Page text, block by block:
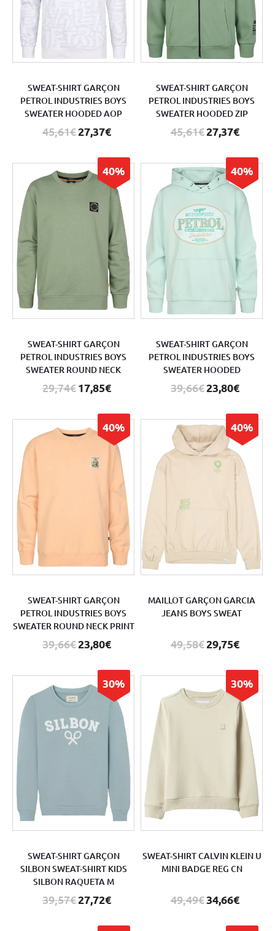
SWEAT-SHIRT GARÇON
PETROL INDUSTRIES BOYS
SWEATER HOODED AOP
45,61€27,37€
SWEAT-SHIRT GARÇON
PETROL INDUSTRIES BOYS
SWEATER HOODED ZIP
45,61€27,37€
40%
SWEAT-SHIRT GARÇON
PETROL INDUSTRIES BOYS
SWEATER ROUND NECK
29,74€17,85€
40%
SWEAT-SHIRT GARÇON
PETROL INDUSTRIES BOYS
SWEATER HOODED
39,66€23,80€
40%
SWEAT-SHIRT GARÇON
PETROL INDUSTRIES BOYS
SWEATER ROUND NECK PRINT
39,66€23,80€
40%
MAILLOT GARÇON GARCIA
JEANS BOYS SWEAT
49,58€29,75€
30%
SWEAT-SHIRT GARÇON
SILBON SWEAT-SHIRT KIDS
SILBON RAQUETA M
39,57€27,72€
30%
SWEAT-SHIRT CALVIN KLEIN U
MINI BADGE REG CN
49,49€34,66€